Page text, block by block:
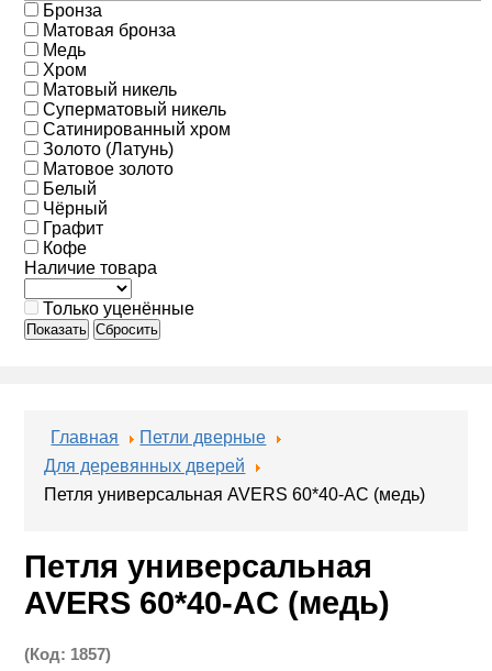
Бронза
Матовая бронза
Медь
Хром
Матовый никель
Суперматовый никель
Сатинированный хром
Золото (Латунь)
Матовое золото
Белый
Чёрный
Графит
Кофе
Наличие товара
Только уценённые
Показать Сбросить
Главная
Петли дверные
Для деревянных дверей
Петля универсальная AVERS 60*40-AC (медь)
Петля универсальная
AVERS 60*40-AC (медь)
(Код: 1857)